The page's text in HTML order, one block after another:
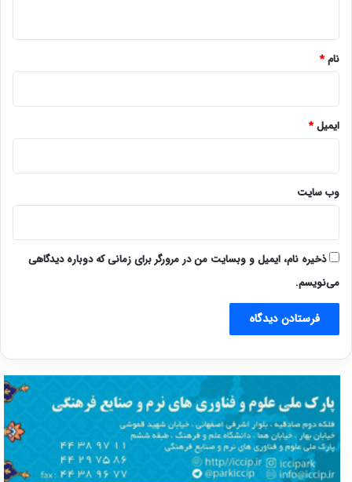
نام*
ایمیل*
وب‌ سایت
ذخیره نام، ایمیل و وبسایت من در مرورگر برای زمانی که دوباره دیدگاهی
می‌نویسم.